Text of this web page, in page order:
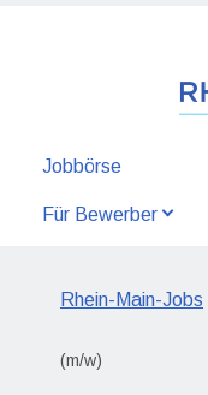
Jobbörse
Für Bewerber
Rhein-Main-Jobs
(m/w)